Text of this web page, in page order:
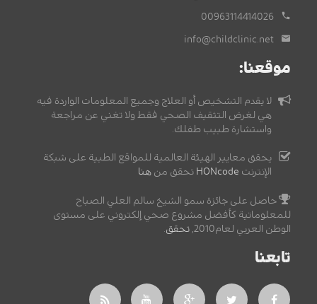
00963114414026
info@childclinic.net
موقعنا:
لا يقدم التشخيص أو العلاج وجميع المعلومات الواردة فيه
هي لغرض التثقيف الصحي فقط ولا تغني عن مراجعة
واستشارة طبيب طفلك.
يحقق معايير الهيئة العالمية للمواقع الطبية على شبكة
الإنترنت HONcode تحقق من هنا
حاصل على جائزة سمو الشيخ سالم العلي الصباح
للمعلوماتية كأفضل مشروع صحي إلكتروني على مستوى
الوطن العربي لعام2010,
تحقق
تابعنا